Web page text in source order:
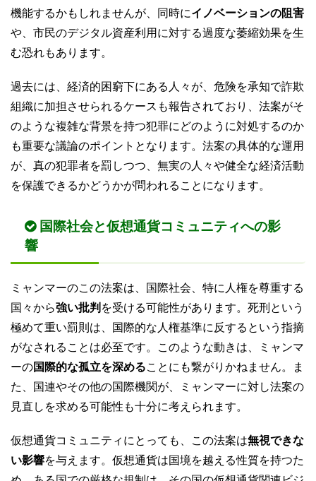
機能するかもしれませんが、同時にイノベーションの阻害
や、市民のデジタル資産利用に対する過度な萎縮効果を生
む恐れもあります。
過去には、経済的困窮下にある人々が、危険を承知で詐欺
組織に加担させられるケースも報告されており、法案がそ
のような複雑な背景を持つ犯罪にどのように対処するのか
も重要な議論のポイントとなります。法案の具体的な運用
が、真の犯罪者を罰しつつ、無実の人々や健全な経済活動
を保護できるかどうかが問われることになります。
国際社会と仮想通貨コミュニティへの影
響
ミャンマーのこの法案は、国際社会、特に人権を尊重する
国々から強い批判 を受ける可能性があります。死刑という
極めて重い罰則は、国際的な人権基準に反するという指摘
がなされることは必至です。このような動きは、ミャンマ
ーの国際的な孤立を深めることにも繋がりかねません。ま
た、国連やその他の国際機関が、ミャンマーに対し法案の
見直しを求める可能性も十分に考えられます。
仮想通貨コミュニティにとっても、この法案は無視できな
い影響を与えます。仮想通貨は国境を越える性質を持つた